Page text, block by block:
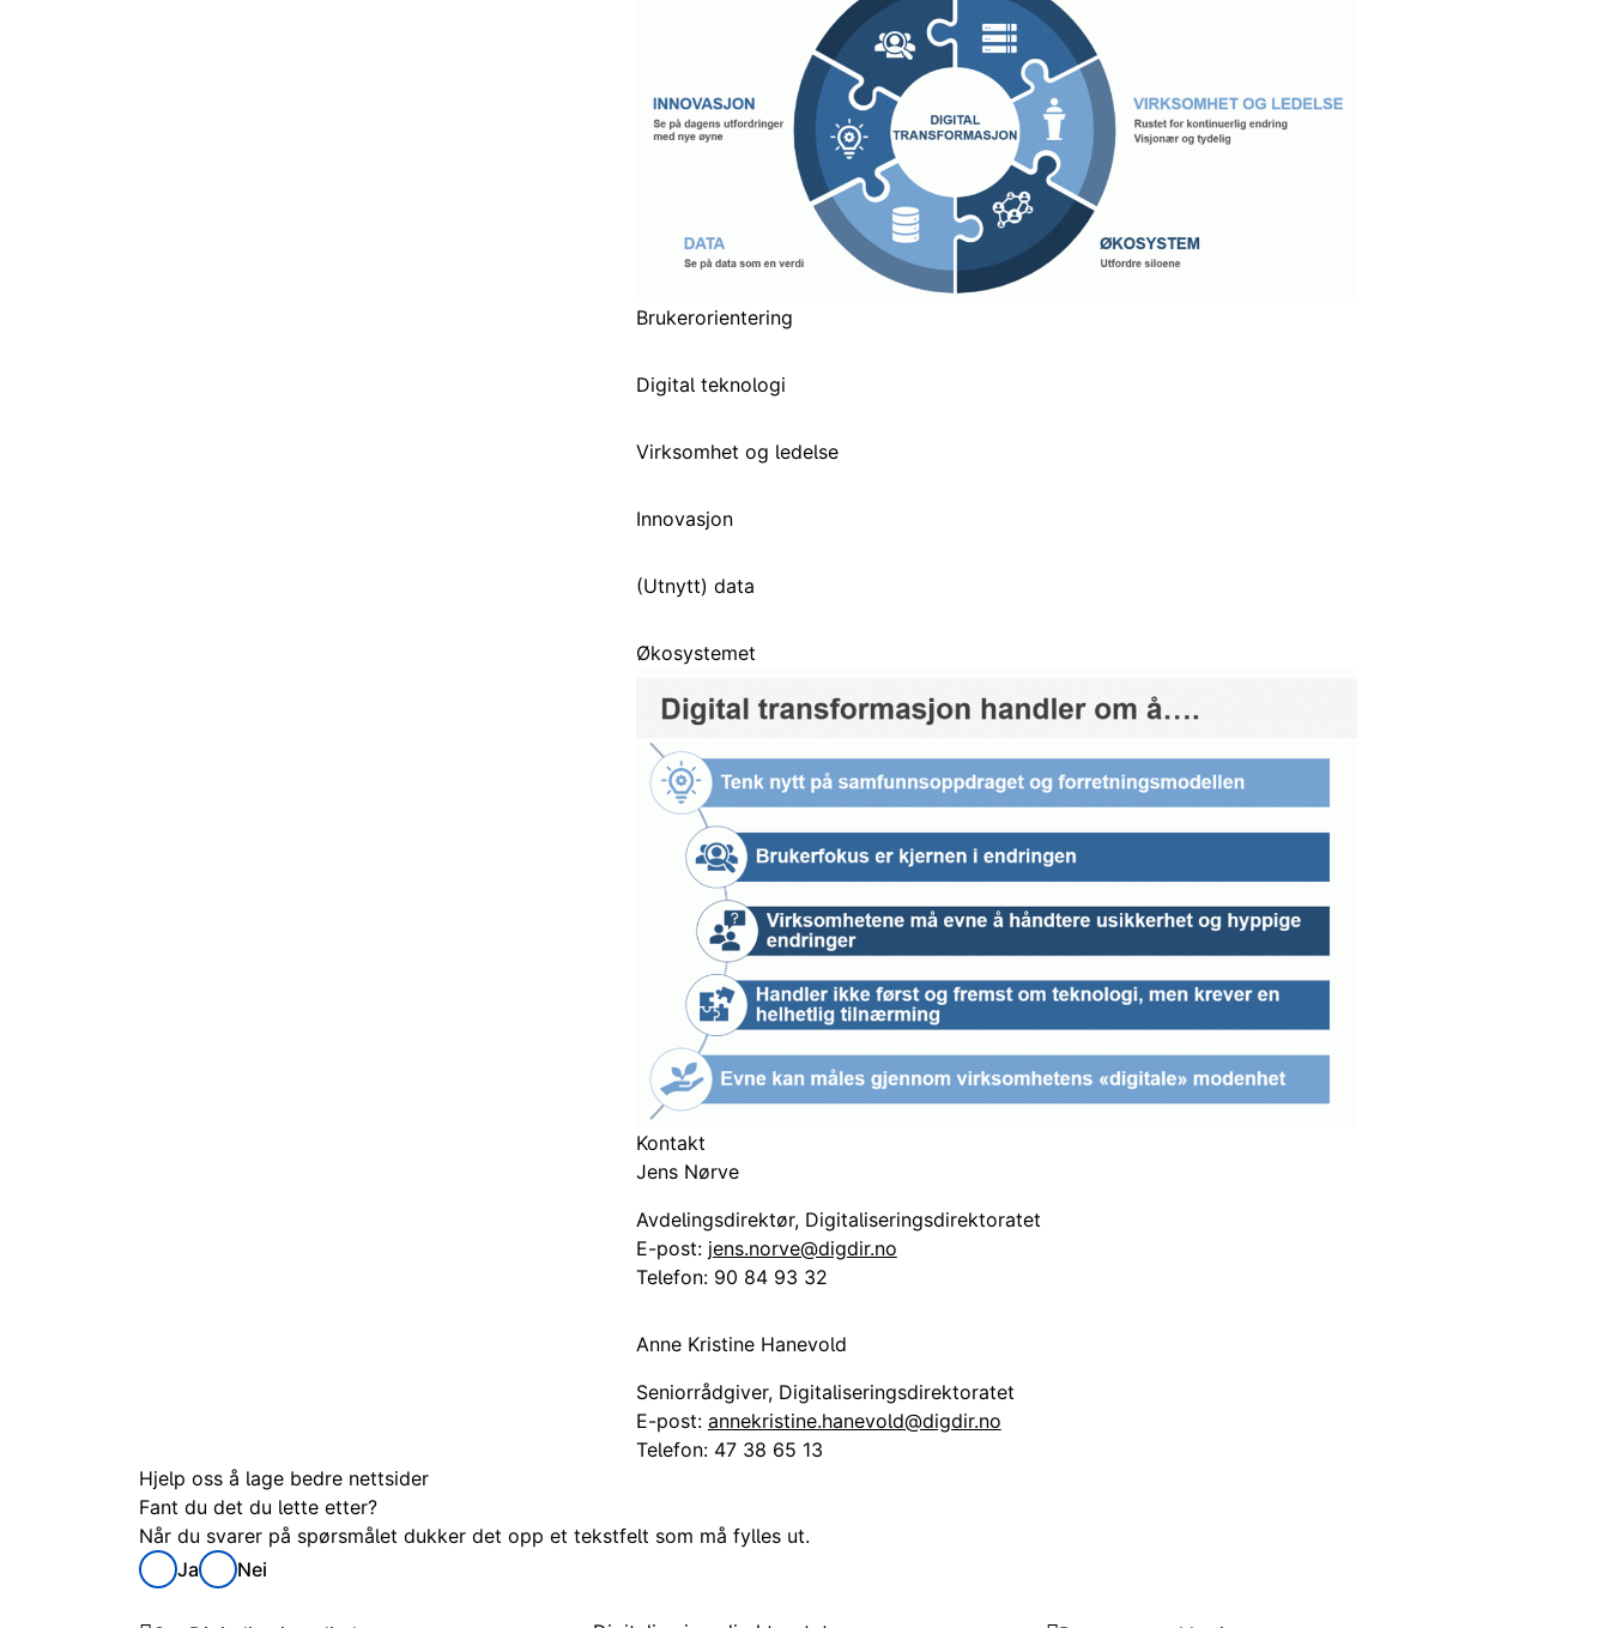
Brukerorientering
Digital teknologi
Virksomhet og ledelse
Innovasjon
(Utnytt) data
Økosystemet
Kontakt
Jens Nørve
Avdelingsdirektør, Digitaliseringsdirektoratet
E-post: jens.norve@digdir.no
Telefon: 90 84 93 32
Anne Kristine Hanevold
Seniorrådgiver, Digitaliseringsdirektoratet
E-post: annekristine.hanevold@digdir.no
Telefon: 47 38 65 13
Hjelp oss å lage bedre nettsider
Fant du det du lette etter?
Når du svarer på spørsmålet dukker det opp et tekstfelt som må fylles ut.
Ja
Nei